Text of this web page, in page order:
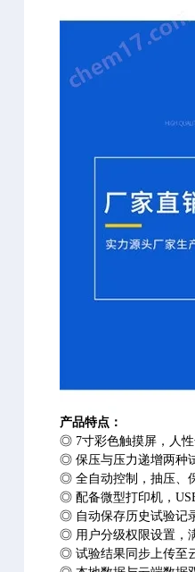
产品特点 ：
◎ 7寸彩色触摸屏，人性
◎ 保压与压力递增两种
◎ 全自动控制，抽压、
◎ 配备微型打印机，
◎ 自动保存历史试验记
◎ 用户分级权限设置，
◎ 试验结果同步上传至